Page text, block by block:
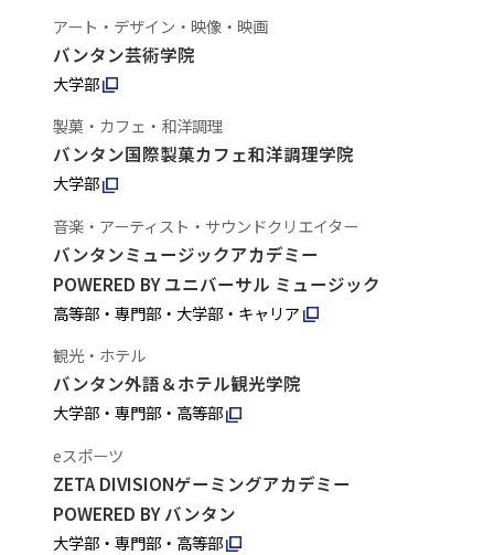
アート・デザイン・映像・映画
バンタン芸術学院
大学部
製菓・カフェ・和洋調理
バンタン国際製菓カフェ和洋調理学院
大学部
音楽・アーティスト・サウンドクリエイター
バンタンミュージックアカデミー
POWERED BY ユニバーサル ミュージック
高等部・専門部・大学部・キャリア
観光・ホテル
バンタン外語＆ホテル観光学院
大学部・専門部・高等部
eスポーツ
ZETA DIVISIONゲーミングアカデミー
POWERED BY バンタン
大学部・専門部・高等部